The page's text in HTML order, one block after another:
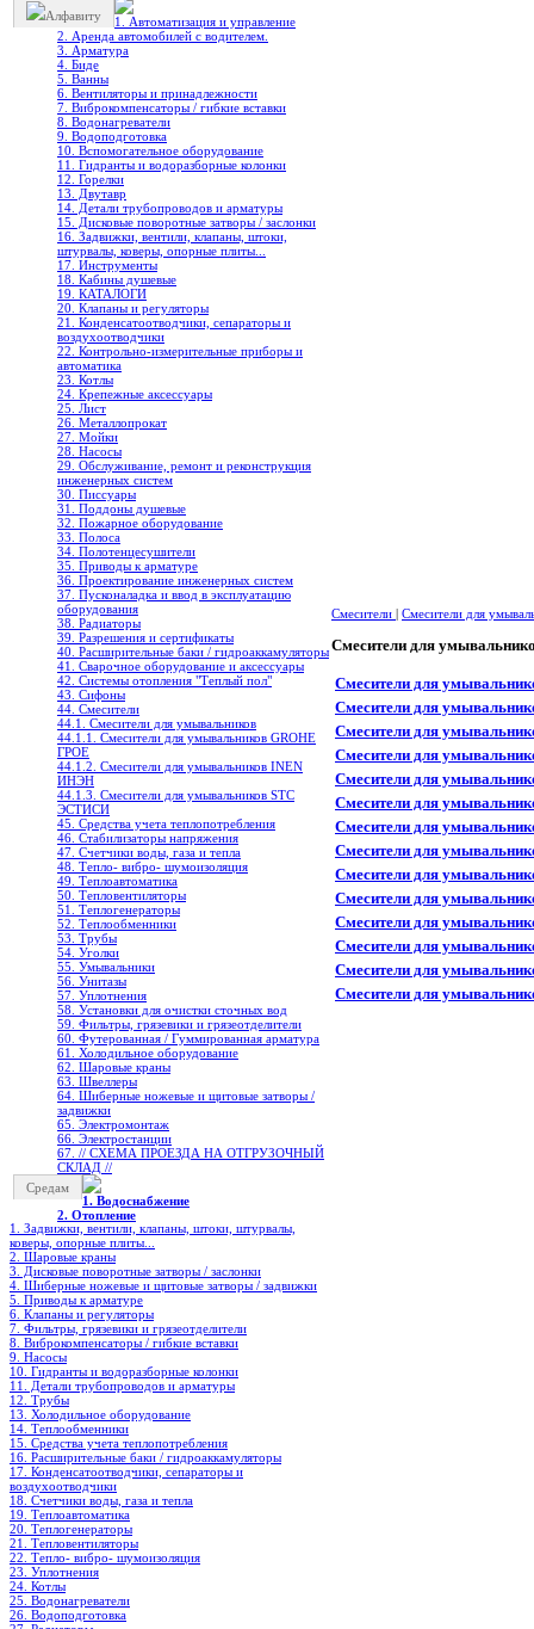
Алфавиту
1. Автоматизация и управление
2. Аренда автомобилей с водителем.
3. Арматура
4. Биде
5. Ванны
6. Вентиляторы и принадлежности
7. Виброкомпенсаторы / гибкие вставки
8. Водонагреватели
9. Водоподготовка
10. Вспомогательное оборудование
11. Гидранты и водоразборные колонки
12. Горелки
13. Двутавр
14. Детали трубопроводов и арматуры
15. Дисковые поворотные затворы / заслонки
16. Задвижки, вентили, клапаны, штоки,
штурвалы, коверы, опорные плиты...
17. Инструменты
18. Кабины душевые
19. КАТАЛОГИ
20. Клапаны и регуляторы
21. Конденсатоотводчики, сепараторы и
воздухоотводчики
22. Контрольно-измерительные приборы и
автоматика
23. Котлы
24. Крепежные аксессуары
25. Лист
26. Металлопрокат
27. Мойки
28. Насосы
29. Обслуживание, ремонт и реконструкция
инженерных систем
30. Писсуары
31. Поддоны душевые
32. Пожарное оборудование
33. Полоса
34. Полотенцесушители
35. Приводы к арматуре
36. Проектирование инженерных систем
37. Пусконаладка и ввод в эксплуатацию
оборудования
38. Радиаторы
39. Разрешения и сертификаты
40. Расширительные баки / гидроаккамуляторы
41. Сварочное оборудование и аксессуары
42. Системы отопления "Теплый пол"
43. Сифоны
44. Смесители
44.1. Смесители для умывальников
44.1.1. Смесители для умывальников GROHE
ГРОЕ
44.1.2. Смесители для умывальников INEN
ИНЭН
44.1.3. Смесители для умывальников STC
ЭСТИСИ
45. Средства учета теплопотребления
46. Стабилизаторы напряжения
47. Счетчики воды, газа и тепла
48. Тепло- вибро- шумоизоляция
49. Теплоавтоматика
50. Тепловентиляторы
51. Теплогенераторы
52. Теплообменники
53. Трубы
54. Уголки
55. Умывальники
56. Унитазы
57. Уплотнения
58. Установки для очистки сточных вод
59. Фильтры, грязевики и грязеотделители
60. Футерованная / Гуммированная арматура
61. Холодильное oборудование
62. Шаровые краны
63. Швеллеры
64. Шиберные ножевые и щитовые затворы /
задвижки
65. Электромонтаж
66. Электростанции
67. // СХЕМА ПРОЕЗДА НА ОТГРУЗОЧНЫЙ
СКЛАД //
Средам
1. Водоснабжение
2. Отопление
1. Задвижки, вентили, клапаны, штоки, штурвалы,
коверы, опорные плиты...
2. Шаровые краны
3. Дисковые поворотные затворы / заслонки
4. Шиберные ножевые и щитовые затворы / задвижки
5. Приводы к арматуре
6. Клапаны и регуляторы
7. Фильтры, грязевики и грязеотделители
8. Виброкомпенсаторы / гибкие вставки
9. Насосы
10. Гидранты и водоразборные колонки
11. Детали трубопроводов и арматуры
12. Трубы
13. Холодильное oборудование
14. Теплообменники
15. Средства учета теплопотребления
16. Расширительные баки / гидроаккамуляторы
17. Конденсатоотводчики, сепараторы и
воздухоотводчики
18. Счетчики воды, газа и тепла
19. Теплоавтоматика
20. Теплогенераторы
21. Тепловентиляторы
22. Тепло- вибро- шумоизоляция
23. Уплотнения
24. Котлы
25. Водонагреватели
26. Водоподготовка
Смесители | Смесители для
Смесители для
Смесители для
Смесители для
Смесители для
Смесители для
Смесители для
Смесители для
Смесители для
Смесители для
Смесители для
Смесители для
Смесители для
Смесители для
Смесители для
Смесители для